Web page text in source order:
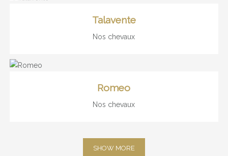
Talavente
Nos chevaux
Romeo
Nos chevaux
SHOW MORE